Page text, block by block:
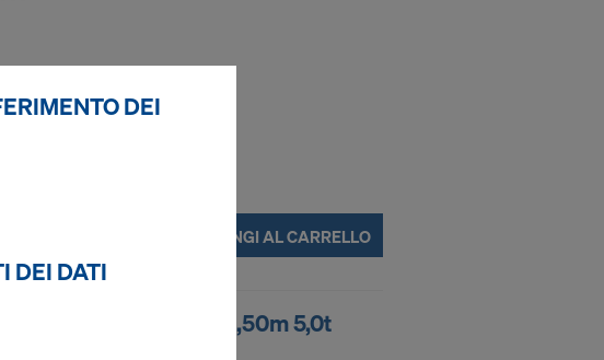
AGGIUNGI AL CARRELLO
di carico Doka 2,95x4,50m 5,0t
DEI
DEI DATI